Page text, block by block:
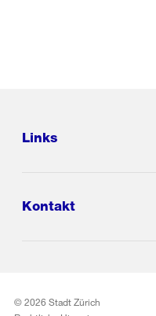
Links
Kontakt
© 2026 Stadt Zürich